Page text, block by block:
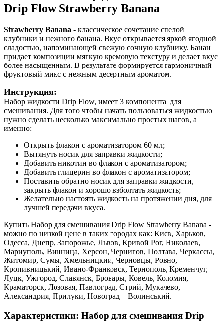
Drip Flow Strawberry Banana
Strawberry Banana​ - классическое сочетание спелой
клубники и нежного банана. Вкус открывается яркой ягодной
сладостью, напоминающей свежую сочную клубнику. Банан
придает композиции мягкую кремовую текстуру и делает вкус
более насыщенным. В результате формируется гармоничный
фруктовый микс с нежным десертным ароматом.
Инструкция:
Набор жидкости Drip Flow, имеет 3 компонента, для
смешивания. Для того чтобы начать пользоваться жидкостью
нужно сделать несколько максимально простых шагов, а
именно:
Открыть флакон с ароматизатором 60 мл;
Вытянуть носик для заправки жидкости;
Добавить никотин во флакон с ароматизатором;
Добавить глицерин во флакон с ароматизатором;
Поставить обратно носик для заправки жидкости,
закрыть флакон и хорошо взболтать жидкость;
Желательно настоять жидкость на протяжении дня, для
лучшей передачи вкуса.
Купить Набор для смешивания Drip Flow Strawberry Banana -
можно по низкой цене в таких городах как: Киев, Харьков,
Одесса, Днепр, Запорожье, Львов, Кривой Рог, Николаев,
Мариуполь, Винница, Херсон, Чернигов, Полтава, Черкассы,
Житомир, Сумы, Хмельницкий, Черновцы, Ровно,
Кропивницький, Ивано-Франковск, Тернополь, Кременчуг,
Луцк, Ужгород, Славянск, Бровары, Ковель, Коломия,
Краматорск, Лозовая, Павлоград, Стрий, Мукачево,
Александрия, Прилуки, Новоград – Волинський.
Характеристики: Набор для смешивания Drip